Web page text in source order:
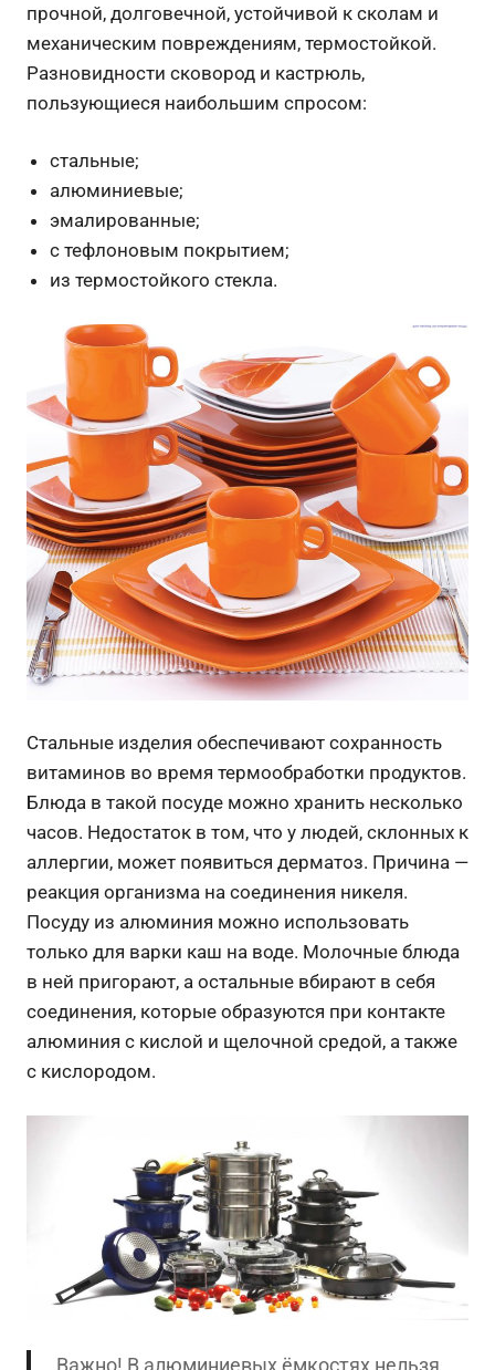
прочной, долговечной, устойчивой к сколам и
механическим повреждениям, термостойкой.
Разновидности сковород и кастрюль,
пользующиеся наибольшим спросом:
стальные;
алюминиевые;
эмалированные;
с тефлоновым покрытием;
из термостойкого стекла.
Стальные изделия обеспечивают сохранность
витаминов во время термообработки продуктов.
Блюда в такой посуде можно хранить несколько
часов. Недостаток в том, что у людей, склонных к
аллергии, может появиться дерматоз. Причина —
реакция организма на соединения никеля.
Посуду из алюминия можно использовать
только для варки каш на воде. Молочные блюда
в ней пригорают, а остальные вбирают в себя
соединения, которые образуются при контакте
алюминия с кислой и щелочной средой, а также
с кислородом.
Важно! В алюминиевых ёмкостях нельзя